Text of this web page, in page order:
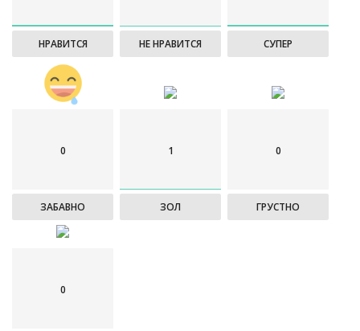
НРАВИТСЯ НЕ НРАВИТСЯ СУПЕР
0
ЗАБАВНО
1
ЗОЛ
0
ГРУСТНО
0